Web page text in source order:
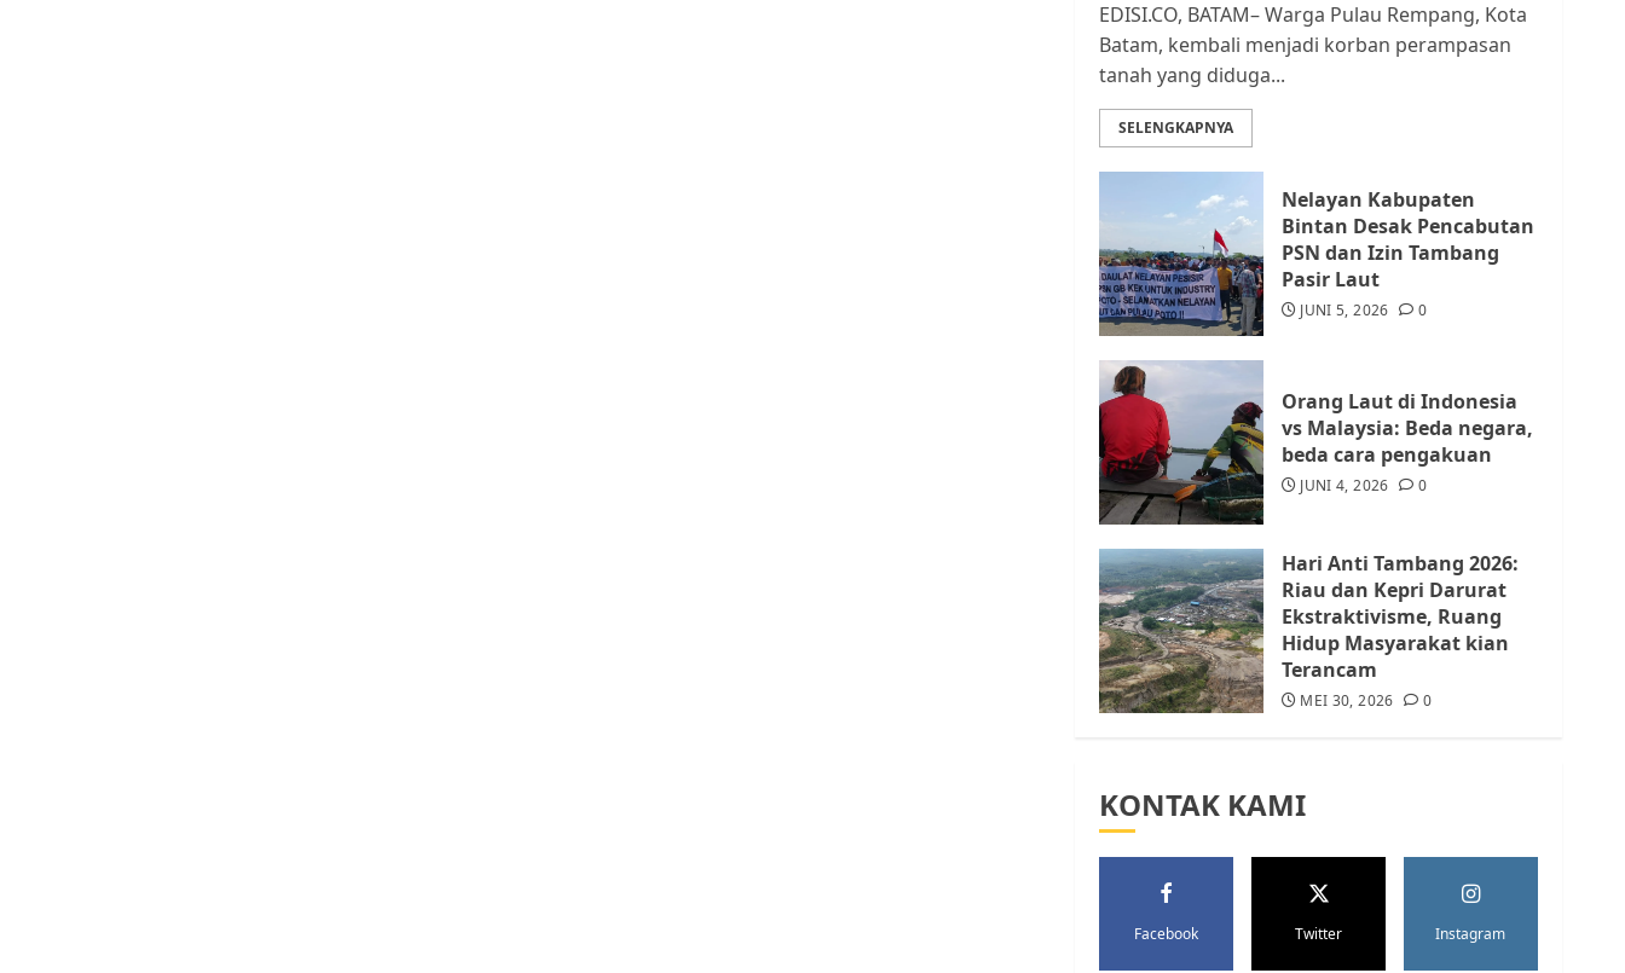
3
Datangi Pemko Batam,
Warga Rempang Protes
Lahan Mereka Diambil
4
Warga Rempang Ajukan
Audiensi dengan Wali
Kota Batam, Soroti
Aktivitas yang Resahkan
Warga
5
Tim Advokasi Desak BP
Batam Berhenti
Merampas Tanah Warga
Rempang
EDISI.CO, BATAM– Warga Pulau Rempang, Kota
Batam, kembali menjadi korban perampasan
tanah yang diduga...
SELENGKAPNYA
Nelayan Kabupaten
Bintan Desak Pencabutan
PSN dan Izin Tambang
Pasir Laut
JUNI 5, 2026 0
Orang Laut di Indonesia
vs Malaysia: Beda negara,
beda cara pengakuan
JUNI 4, 2026 0
Hari Anti Tambang 2026:
Riau dan Kepri Darurat
Ekstraktivisme, Ruang
Hidup Masyarakat kian
Terancam
MEI 30, 2026 0
KONTAK KAMI
Facebook Twitter Instagram